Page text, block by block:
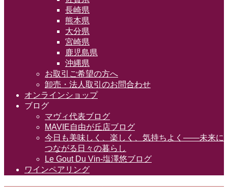
長崎県
熊本県
大分県
宮崎県
鹿児島県
沖縄県
お取引ご希望の方へ
卸売・法人取引のお問合わせ
オンラインショップ
ブログ
マヴィ代表ブログ
MAVIE自由が丘店ブログ
今日も美味しく、楽しく、気持ちよく――未来に
つながる日々の暮らし
Le Gout Du Vin-塩澤悠ブログ
ワインペアリング